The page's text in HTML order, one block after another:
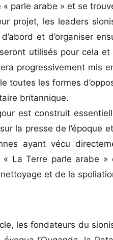
parle arabe » et se
projet, les leaders
d’abord et d’organiser
utilisés pour cela
progressivement mis
toutes les formes
britannique.
est construit
la presse de l’époque
ayant vécu
« La Terre parle arabe
et de la
les fondateurs du